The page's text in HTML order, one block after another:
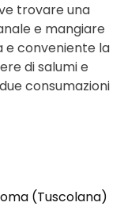
trovare una
e mangiare
e conveniente la
di salumi e
consumazioni
(Tuscolana)